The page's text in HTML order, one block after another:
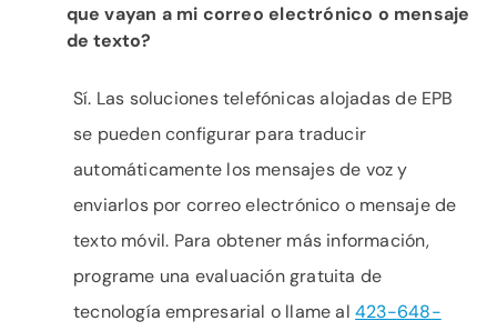
que vayan a mi correo electrónico o mensaje
de texto?
Sí. Las soluciones telefónicas alojadas de EPB
se pueden configurar para traducir
automáticamente los mensajes de voz y
enviarlos por correo electrónico o mensaje de
texto móvil. Para obtener más información,
programe una evaluación gratuita de
tecnología empresarial o llame al423-648-